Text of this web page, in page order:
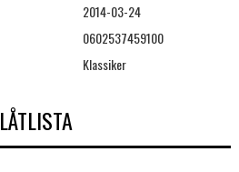
2014-03-24
0602537459100
Klassiker
LÅTLISTA